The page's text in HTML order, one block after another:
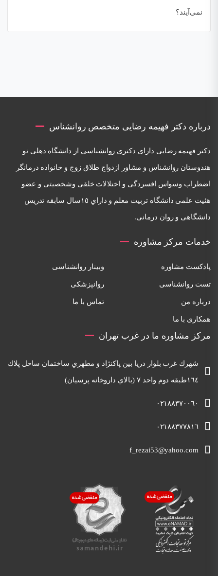
نمی‌آیند؟
درباره دکتر فهیمه رضایی متخصص روانشناس
دكتر فهيمه رضايی دارای دكتری روانشناسی از دانشگاه دهلی نو
هندوستان روانشناس و مشاور ازدواج طلاق زوج و خانواده درمانگر
اضطراب وسواس افسردگی و اختلالات خلقی وشخصيتی و عضو
هئيت علمی دانشگاه تربيت معلم و داراي ١٥سال سابقه تدريس
دانشگاهی و روان درمانی.
خدمات مرکز مشاوره
پادکست مشاوره وبینار روانشناسی
تست روانشناسی روانپزشکی
درباره من تماس با ما
همکاری با ما
مرکز مشاوره ما در غرب تهران
شهرك غرب بلوار دريا بين پاكنژاد و مطهري ساختمان ساحل پلاك
١٦٤طبقه دوم واحد ٧ (بالاي داروخانه پرسيان)
٠٢١٨٨٣٧٠٠٦٠
٠٢١٨٨٣٧٧٨١٦
f_rezai53@yahoo.com